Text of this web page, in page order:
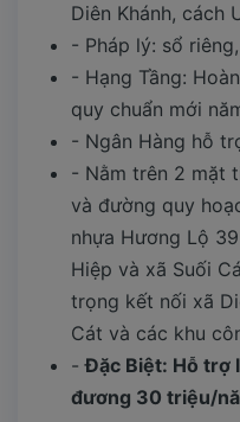
Diên Khánh, cách
- Pháp lý: sổ
- Hạng Tầng:
quy chuẩn mới
- Ngân Hàng hỗ
- Nằm trên 2 mặt
và đường quy
nhựa Hương Lộ
Hiệp và xã Suối
trọng kết nối xã
Cát và các khu
-Đặc Biệt: Hỗ trợ
đương 30 triệu/